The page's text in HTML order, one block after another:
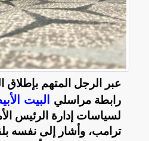
عبر الرجل المتهم
رابطة مراسلي البيت
لسياسات إدارة الرئيس
ترامب، وأشار إلى نفسه